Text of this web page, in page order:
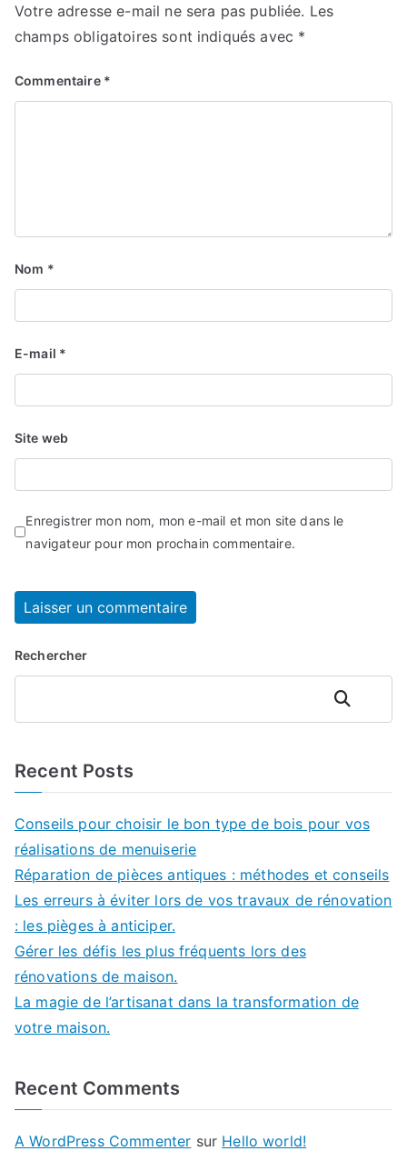
Votre adresse e-mail ne sera pas publiée. Les
champs obligatoires sont indiqués avec *
Commentaire *
Nom *
E-mail *
Site web
Enregistrer mon nom, mon e-mail et mon site dans le
navigateur pour mon prochain commentaire.
Rechercher
Rechercher
Recent Posts
Conseils pour choisir le bon type de bois pour vos
réalisations de menuiserie
Réparation de pièces antiques : méthodes et conseils
Les erreurs à éviter lors de vos travaux de rénovation
: les pièges à anticiper.
Gérer les défis les plus fréquents lors des
rénovations de maison.
La magie de l’artisanat dans la transformation de
votre maison.
Recent Comments
A WordPress Commenter sur Hello world!